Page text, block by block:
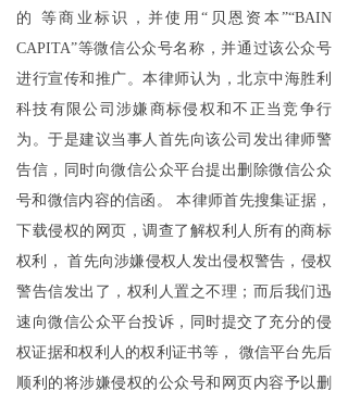
的 等商业标识，并使用“贝恩资本”“BAIN
CAPITA”等微信公众号名称，并通过该公众号
进行宣传和推广。本律师认为，北京中海胜利
科技有限公司涉嫌商标侵权和不正当竞争行
为。于是建议当事人首先向该公司发出律师警
告信，同时向微信公众平台提出删除微信公众
号和微信内容的信函。 本律师首先搜集证据，
下载侵权的网页，调查了解权利人所有的商标
权利， 首先向涉嫌侵权人发出侵权警告，侵权
警告信发出了，权利人置之不理；而后我们迅
速向微信公众平台投诉，同时提交了充分的侵
权证据和权利人的权利证书等， 微信平台先后
顺利的将涉嫌侵权的公众号和网页内容予以删